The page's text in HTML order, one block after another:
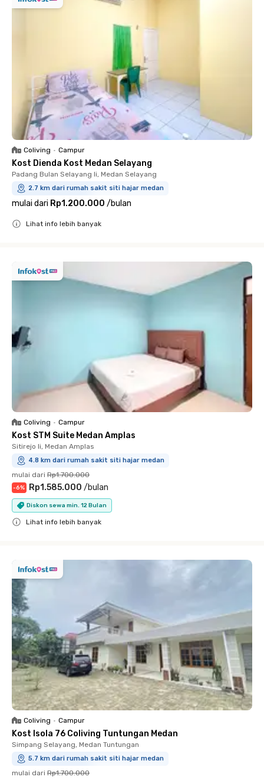
Coliving • Campur
Kost Dienda Kost Medan Selayang
Padang Bulan Selayang Ii, Medan Selayang
2.7 km dari rumah sakit siti hajar medan
mulai dari Rp1.200.000 /bulan
Lihat info lebih banyak
Coliving • Campur
Kost STM Suite Medan Amplas
Sitirejo Ii, Medan Amplas
4.8 km dari rumah sakit siti hajar medan
mulai dari Rp1.700.000
-6% Rp1.585.000 /bulan
Diskon sewa min. 12 Bulan
Lihat info lebih banyak
Coliving • Campur
Kost Isola 76 Coliving Tuntungan Medan
Simpang Selayang, Medan Tuntungan
5.7 km dari rumah sakit siti hajar medan
mulai dari Rp1.700.000